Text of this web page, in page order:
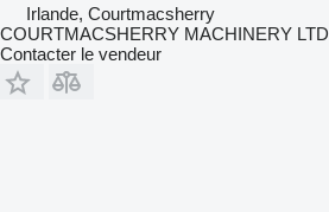
Irlande, Courtmacsherry
COURTMACSHERRY MACHINERY LTD
Contacter le vendeur